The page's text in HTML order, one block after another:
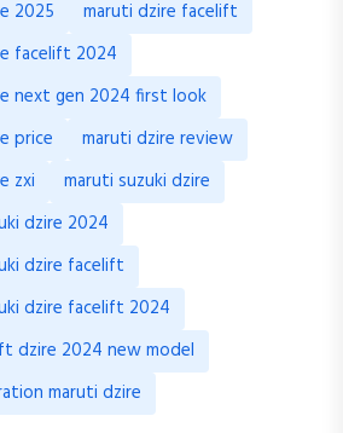
2025
maruti dzire facelift
facelift 2024
next gen 2024 first look
price
maruti dzire review
zxi
maruti suzuki dzire
dzire 2024
dzire facelift
dzire facelift 2024
dzire 2024 new model
maruti dzire